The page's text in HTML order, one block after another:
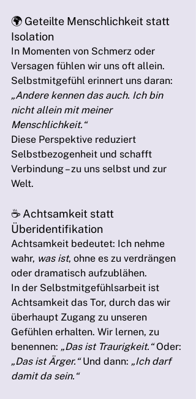
🌍 Geteilte Menschlichkeit statt
Isolation
In Momenten von Schmerz oder
Versagen fühlen wir uns oft allein.
Selbstmitgefühl erinnert uns daran:
„Andere kennen das auch. Ich bin
nicht allein mit meiner
Menschlichkeit.“
Diese Perspektive reduziert
Selbstbezogenheit und schafft
Verbindung – zu uns selbst und zur
Welt.
☕ Achtsamkeit statt
Überidentifikation
Achtsamkeit bedeutet: Ich nehme
wahr, was ist, ohne es zu verdrängen
oder dramatisch aufzublähen.
In der Selbstmitgefühlsarbeit ist
Achtsamkeit das Tor, durch das wir
überhaupt Zugang zu unseren
Gefühlen erhalten. Wir lernen, zu
benennen: „Das ist Traurigkeit.“ Oder:
„Das ist Ärger.“ Und dann: „Ich darf
damit da sein.“